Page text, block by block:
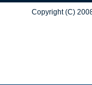
Copyright (C) 2008 -